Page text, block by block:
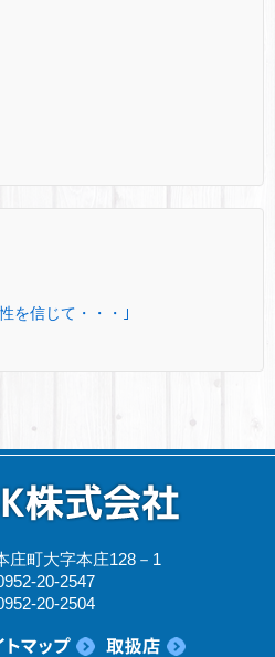
を信じて・・・｣
庄町大字本庄128－1
20-2547
20-2504